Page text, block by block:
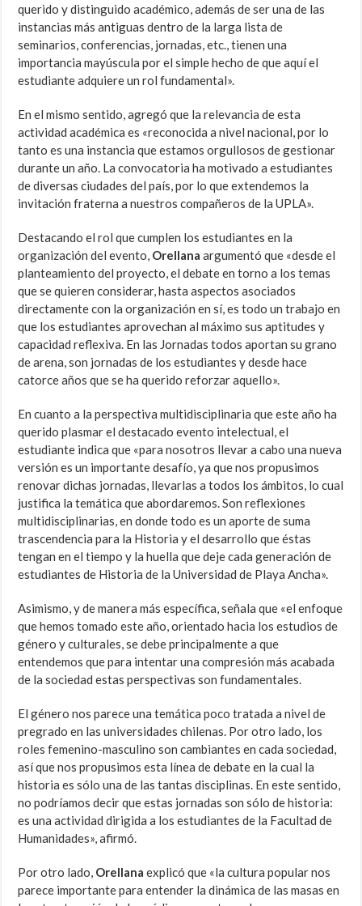
querido y distinguido académico, además de ser una de las
instancias más antiguas dentro de la larga lista de
seminarios, conferencias, jornadas, etc., tienen una
importancia mayúscula por el simple hecho de que aquí el
estudiante adquiere un rol fundamental».
En el mismo sentido, agregó que la relevancia de esta
actividad académica es «reconocida a nivel nacional, por lo
tanto es una instancia que estamos orgullosos de gestionar
durante un año. La convocatoria ha motivado a estudiantes
de diversas ciudades del país, por lo que extendemos la
invitación fraterna a nuestros compañeros de la UPLA».
Destacando el rol que cumplen los estudiantes en la
organización del evento, Orellana argumentó que «desde el
planteamiento del proyecto, el debate en torno a los temas
que se quieren considerar, hasta aspectos asociados
directamente con la organización en sí, es todo un trabajo en
que los estudiantes aprovechan al máximo sus aptitudes y
capacidad reflexiva. En las Jornadas todos aportan su grano
de arena, son jornadas de los estudiantes y desde hace
catorce años que se ha querido reforzar aquello».
En cuanto a la perspectiva multidisciplinaria que este año ha
querido plasmar el destacado evento intelectual, el
estudiante indica que «para nosotros llevar a cabo una nueva
versión es un importante desafío, ya que nos propusimos
renovar dichas jornadas, llevarlas a todos los ámbitos, lo cual
justifica la temática que abordaremos. Son reflexiones
multidisciplinarias, en donde todo es un aporte de suma
trascendencia para la Historia y el desarrollo que éstas
tengan en el tiempo y la huella que deje cada generación de
estudiantes de Historia de la Universidad de Playa Ancha».
Asimismo, y de manera más específica, señala que «el enfoque
que hemos tomado este año, orientado hacia los estudios de
género y culturales, se debe principalmente a que
entendemos que para intentar una compresión más acabada
de la sociedad estas perspectivas son fundamentales.
El género nos parece una temática poco tratada a nivel de
pregrado en las universidades chilenas. Por otro lado, los
roles femenino-masculino son cambiantes en cada sociedad,
así que nos propusimos esta línea de debate en la cual la
historia es sólo una de las tantas disciplinas. En este sentido,
no podríamos decir que estas jornadas son sólo de historia:
es una actividad dirigida a los estudiantes de la Facultad de
Humanidades», afirmó.
Por otro lado, Orellanaexplicó que «la cultura popular nos
parece importante para entender la dinámica de las masas en